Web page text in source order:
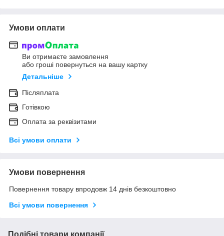
Умови оплати
Ви отримаєте замовлення
або гроші повернуться на вашу картку
Детальніше
Післяплата
Готівкою
Оплата за реквізитами
Всі умови оплати
Умови повернення
Повернення товару впродовж 14 днів безкоштовно
Всі умови повернення